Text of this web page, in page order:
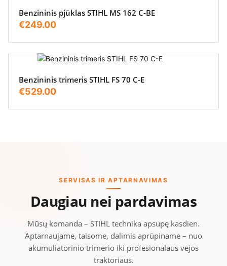
Benzininis pjūklas STIHL MS 162 C-BE
€249.00
Benzininis trimeris STIHL FS 70 C-E
€529.00
SERVISAS IR APTARNAVIMAS
Daugiau nei pardavimas
Mūsų komanda – STIHL technika apsupę kasdien.
Aptarnaujame, taisome, dalimis aprūpiname – nuo
akumuliatorinio trimerio iki profesionalaus vejos
traktoriaus.